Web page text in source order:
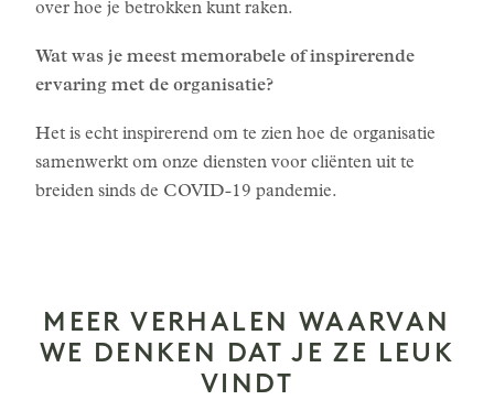
over hoe je betrokken kunt raken.
Wat was je meest memorabele of inspirerende
ervaring met de organisatie?
Het is echt inspirerend om te zien hoe de organisatie
samenwerkt om onze diensten voor cliënten uit te
breiden sinds de COVID-19 pandemie.
MEER VERHALEN WAARVAN
WE DENKEN DAT JE ZE LEUK
VINDT